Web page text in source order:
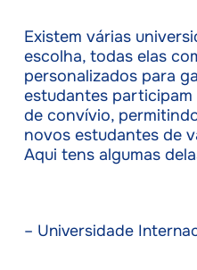
Existem várias
escolha, todas elas
personalizados para
estudantes
de convívio,
novos estudantes de
Aqui tens algumas
– Universidade